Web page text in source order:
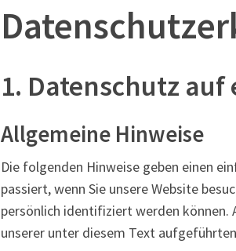
1. Datenschutz
Allgemeine Hinweise
Die folgenden Hinweise geben einen
passiert, wenn Sie unsere Website
persönlich identifiziert werden können.
unserer unter diesem Text